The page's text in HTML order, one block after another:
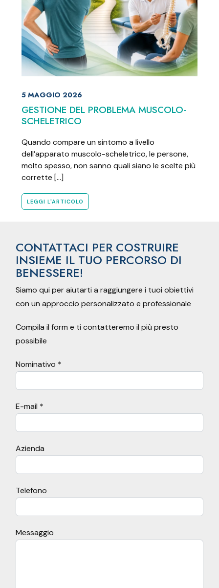
5 MAGGIO 2026
GESTIONE DEL PROBLEMA MUSCOLO-
SCHELETRICO
Quando compare un sintomo a livello
dell’apparato muscolo-scheletrico, le persone,
molto spesso, non sanno quali siano le scelte più
corrette […]
LEGGI L'ARTICOLO
CONTATTACI PER COSTRUIRE
INSIEME IL TUO PERCORSO DI
BENESSERE!
Siamo qui per aiutarti a raggiungere i tuoi obiettivi
con un approccio personalizzato e professionale
Compila il form e ti contatteremo il più presto
possibile
Nominativo *
E-mail *
Azienda
Telefono
Messaggio